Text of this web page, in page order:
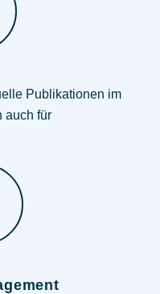
Publikationen im
auch für